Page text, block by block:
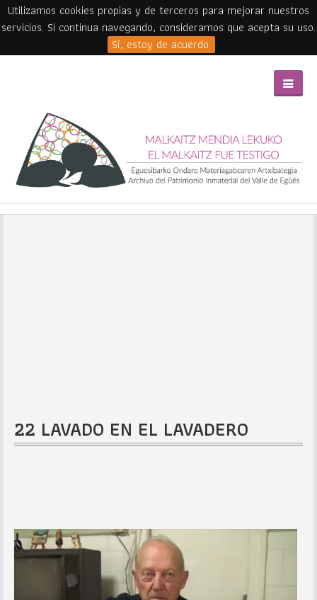
Utilizamos cookies propias y de terceros para mejorar nuestros
servicios. Si continua navegando, consideramos que acepta su uso.
Sí, estoy de acuerdo.
22 LAVADO EN EL LAVADERO